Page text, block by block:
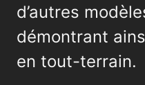
d’autres
démontrant
en tout-terrain.